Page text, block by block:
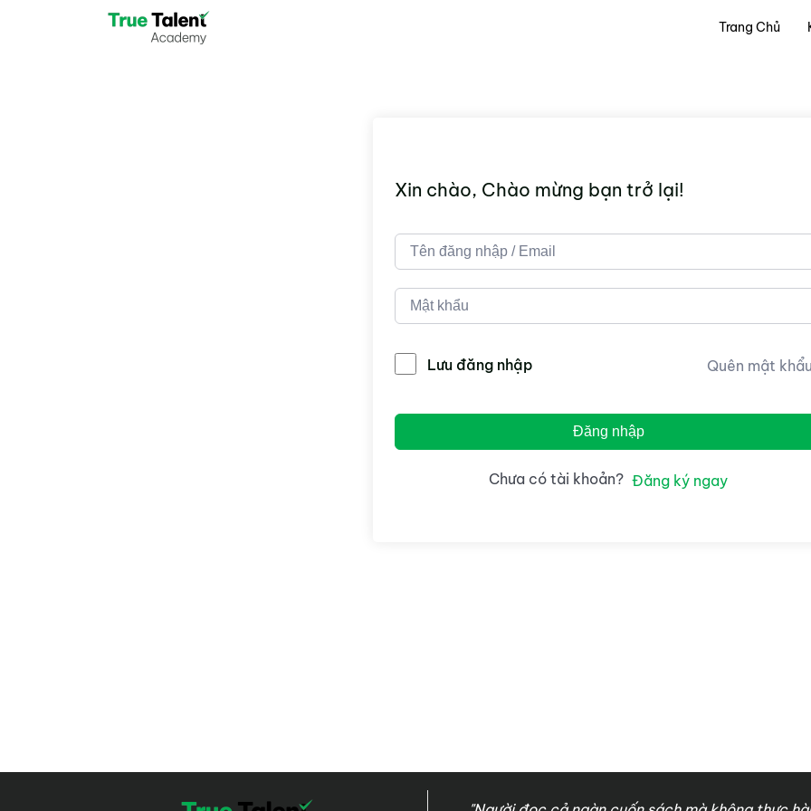
Trang Chủ
Xin chào, Chào mừng bạn trở lại!
Lưu đăng nhập Quên mật
Đăng nhập
Chưa có tài khoản? Đăng ký ngay